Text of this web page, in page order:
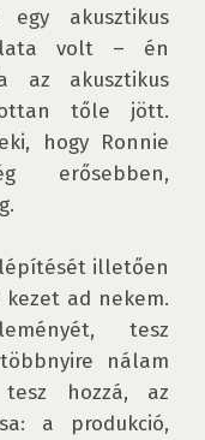
akusztikus
volt – én
az akusztikus
tőle jött.
hogy Ronnie
erősebben,
illetően
ad nekem.
tesz
nálam
hozzá, az
a produkció,